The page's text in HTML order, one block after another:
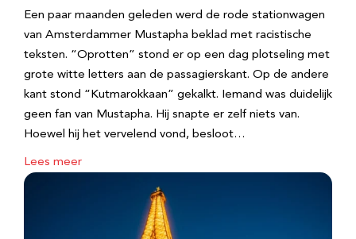
Een paar maanden geleden werd de rode stationwagen
van Amsterdammer Mustapha beklad met racistische
teksten. “Oprotten” stond er op een dag plotseling met
grote witte letters aan de passagierskant. Op de andere
kant stond “Kutmarokkaan” gekalkt. Iemand was duidelijk
geen fan van Mustapha. Hij snapte er zelf niets van.
Hoewel hij het vervelend vond, besloot…
Lees meer